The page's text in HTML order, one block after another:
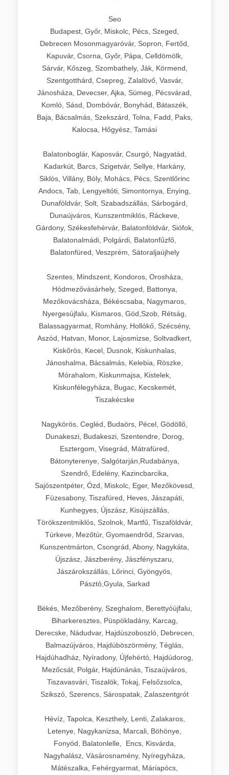
Seo
Budapest, Győr, Miskolc, Pécs, Szeged,
Debrecen Mosonmagyaróvár, Sopron, Fertőd,
Kapuvár, Csorna, Győr, Pápa, Celldömölk,
Sárvár, Kőszeg, Szombathely, Ják, Körmend,
Szentgotthárd, Csepreg, Zalalövő, Vasvár,
Jánosháza, Devecser, Ajka, Sümeg, Pécsvárad,
Komló, Sásd, Dombóvár, Bonyhád, Bátaszék,
Baja, Bácsalmás, Szekszárd, Tolna, Fadd, Paks,
Kalocsa, Hőgyész, Tamási
Balatonboglár, Kaposvár, Csurgó, Nagyatád,
Kadarkút, Barcs, Szigetvár, Sellye, Harkány,
Siklós, Villány, Bóly, Mohács, Pécs, Szentlőrinc
Andocs, Tab, Lengyeltóti, Simontornya, Enying,
Dunaföldvár, Solt, Szabadszállás, Sárbogárd,
Dunaújváros, Kunszentmiklós, Ráckeve,
Gárdony, Székesfehérvár, Balatonföldvár, Siófok,
Balatonalmádi, Polgárdi, Balatonfűzfő,
Balatonfüred, Veszprém, Sátoraljaújhely
Szentes, Mindszent, Kondoros, Orosháza,
Hódmezővásárhely, Szeged, Battonya,
Mezőkovácsháza, Békéscsaba, Nagymaros,
Nyergesújfalu, Kismaros, Göd,Szob, Rétság,
Balassagyarmat, Romhány, Hollókő, Szécsény,
Aszód, Hatvan, Monor, Lajosmizse, Soltvadkert,
Kiskőrös, Kecel, Dusnok, Kiskunhalas,
Jánoshalma, Bácsalmás, Kelebia, Röszke,
Mórahalom, Kiskunmajsa, Kistelek,
Kiskunfélegyháza, Bugac, Kecskemét,
Tiszakécske
Nagykörös, Cegléd, Budaörs, Pécel, Gödöllő,
Dunakeszi, Budakeszi, Szentendre, Dorog,
Esztergom, Visegrád, Mátrafüred,
Bátonyterenye, Salgótarján,Rudabánya,
Szendrő, Edelény, Kazincbarcika,
Sajószentpéter, Ózd, Miskolc, Eger, Mezőkövesd,
Füzesabony, Tiszafüred, Heves, Jászapáti,
Kunhegyes, Újszász, Kisújszállás,
Törökszentmiklós, Szolnok, Martfű, Tiszaföldvár,
Túrkeve, Mezőtúr, Gyomaendrőd, Szarvas,
Kunszentmárton, Csongrád, Abony, Nagykáta,
Újszász, Jászberény, Jászfényszaru,
Jászárokszállás, Lőrinci, Gyöngyös,
Pásztó,Gyula, Sarkad
Békés, Mezőberény, Szeghalom, Berettyóújfalu,
Biharkeresztes, Püspökladány, Karcag,
Derecske, Nádudvar, Hajdúszoboszló, Debrecen,
Balmazújváros, Hajdúböszörmény, Téglás,
Hajdúhadház, Nyíradony, Újfehértó, Hajdúdorog,
Mezőcsát, Polgár, Hajdúnánás, Tiszaújváros,
Tiszavasvári, Tiszalök, Tokaj, Felsőzsolca,
Szikszó, Szerencs, Sárospatak, Zalaszentgrót
Hévíz, Tapolca, Keszthely, Lenti, Zalakaros,
Letenye, Nagykanizsa, Marcali, Böhönye,
Fonyód, Balatonlelle, Encs, Kisvárda,
Nagyhalász, Vásárosnamény, Nyíregyháza,
Mátészalka, Fehérgyarmat, Máriapócs,